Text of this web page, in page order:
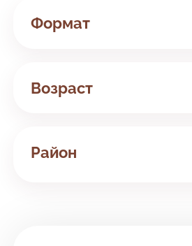
Формат
Билингвальный
Возраст
Район